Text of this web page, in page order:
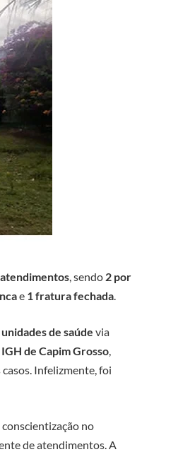
, sendo 2 por
e 1 fratura fechada
de saúde via
de Capim Grosso,
Infelizmente, foi
no
de atendimentos. A